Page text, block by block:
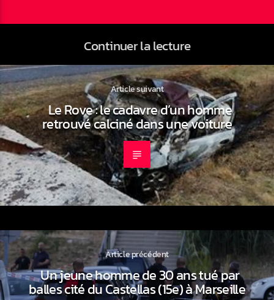
Continuer la lecture
Article suivant
Le Rove : le cadavre d’un homme
retrouvé calciné dans une voiture
Article précédent
Un jeune homme de 30 ans tué par
balles cité du Castellas (15e) à Marseille